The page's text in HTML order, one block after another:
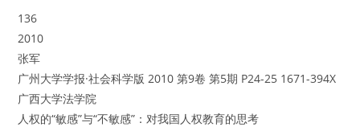
136
2010
张军
广州大学学报·社会科学版 2010 第9卷 第5期 P24-25 1671-394X
广西大学法学院
人权的“敏感”与“不敏感”：对我国人权教育的思考